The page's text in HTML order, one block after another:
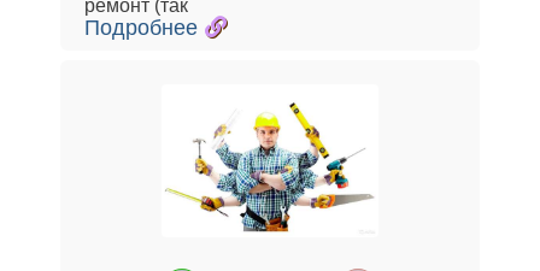
ремонт (так
Подробнее